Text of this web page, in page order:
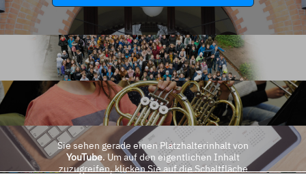
Sie sehen gerade einen Platzhalterinhalt von
YouTube. Um auf den eigentlichen Inhalt
zuzugreifen, klicken Sie auf die Schaltfläche